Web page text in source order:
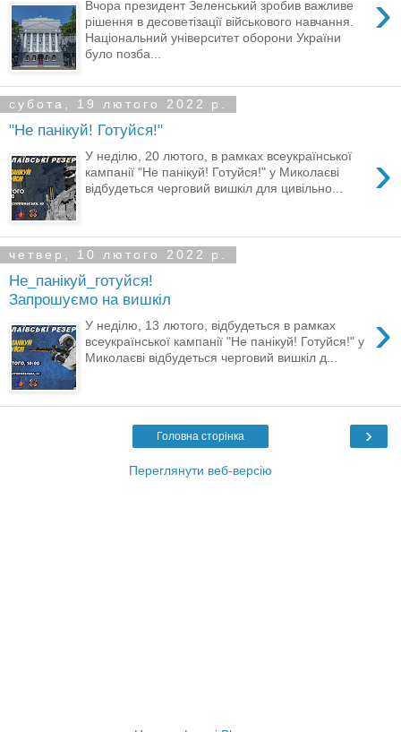
›
Вчора президент Зеленський зробив важливе
рішення в десоветізації військового навчання.
Національний університет оборони України
було позба...
субота, 19 лютого 2022 р.
"Не панікуй! Готуйся!"
›
У неділю, 20 лютого, в рамках всеукраїнської
кампанії "Не панікуй! Готуйся!" у Миколаєві
відбудеться черговий вишкіл для цивільно...
четвер, 10 лютого 2022 р.
Не_панікуй_готуйся!
Запрошуємо на вишкіл
›
У неділю, 13 лютого, відбудеться в рамках
всеукраїнської кампанії "Не панікуй! Готуйся!" у
Миколаєві відбудеться черговий вишкіл д...
›
Головна сторінка
Переглянути веб-версію